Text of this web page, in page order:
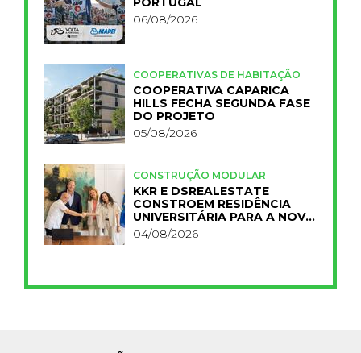
06/08/2026
COOPERATIVAS DE HABITAÇÃO
COOPERATIVA CAPARICA
HILLS FECHA SEGUNDA FASE
DO PROJETO
05/08/2026
CONSTRUÇÃO MODULAR
KKR E DSREALESTATE
CONSTROEM RESIDÊNCIA
UNIVERSITÁRIA PARA A NOVA
FCT
04/08/2026